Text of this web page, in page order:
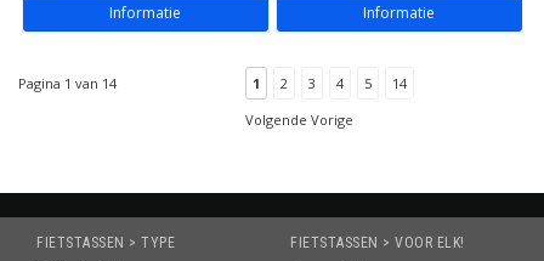
Informatie Informatie
Pagina 1 van 14 1 2 3 4 5
14
Volgende Vorige
FIETSTASSEN > TYPE FIETSTASSEN > VOOR ELK!